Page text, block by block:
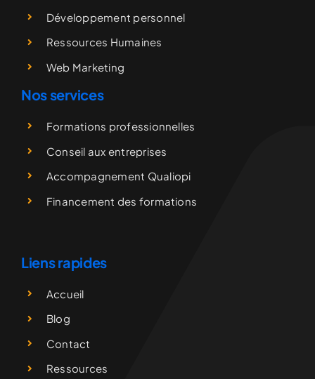
Développement personnel
Ressources Humaines
Web Marketing
Nos services
Formations professionnelles
Conseil aux entreprises
Accompagnement Qualiopi
Financement des formations
Liens rapides
Accueil
Blog
Contact
Ressources